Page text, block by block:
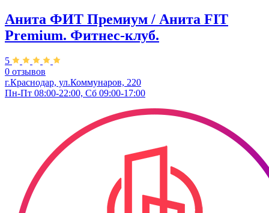
Анита ФИТ Премиум / Анита FIT
Premium. Фитнес-клуб.
5
0 отзывов
г.Краснодар, ул.Коммунаров, 220
Пн-Пт 08:00-22:00, Сб 09:00-17:00